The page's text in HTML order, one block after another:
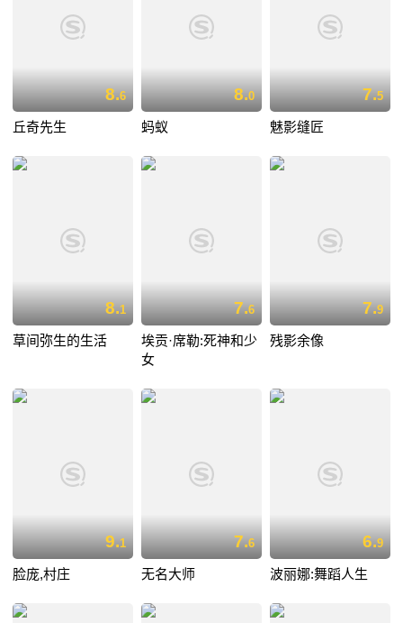
8.6
丘奇先生
8.0
蚂蚁
7.5
魅影缝匠
8.1
草间弥生的生活
7.6
埃贡·席勒:死神和少
女
7.9
残影余像
9.1
脸庞,村庄
7.6
无名大师
6.9
波丽娜:舞蹈人生